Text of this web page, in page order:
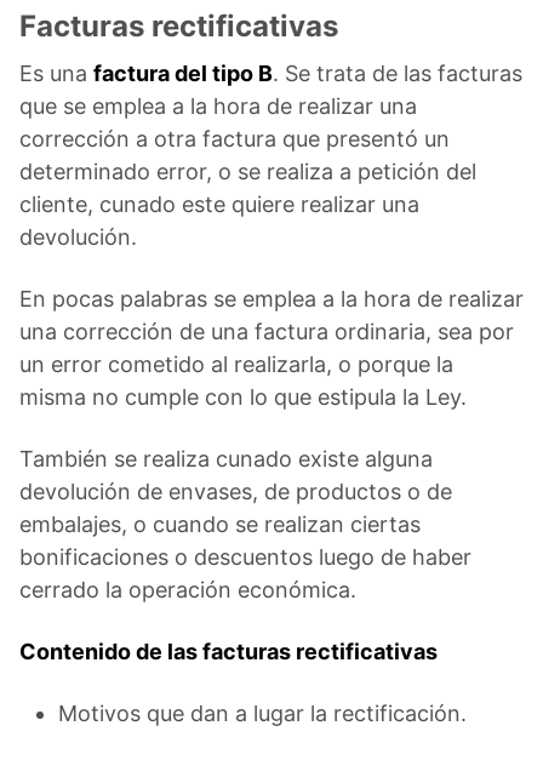
Facturas rectificativas
Es una factura del tipo B. Se trata de las facturas
que se emplea a la hora de realizar una
corrección a otra factura que presentó un
determinado error, o se realiza a petición del
cliente, cunado este quiere realizar una
devolución.
En pocas palabras se emplea a la hora de realizar
una corrección de una factura ordinaria, sea por
un error cometido al realizarla, o porque la
misma no cumple con lo que estipula la Ley.
También se realiza cunado existe alguna
devolución de envases, de productos o de
embalajes, o cuando se realizan ciertas
bonificaciones o descuentos luego de haber
cerrado la operación económica.
Contenido de las facturas rectificativas
Motivos que dan a lugar la rectificación.